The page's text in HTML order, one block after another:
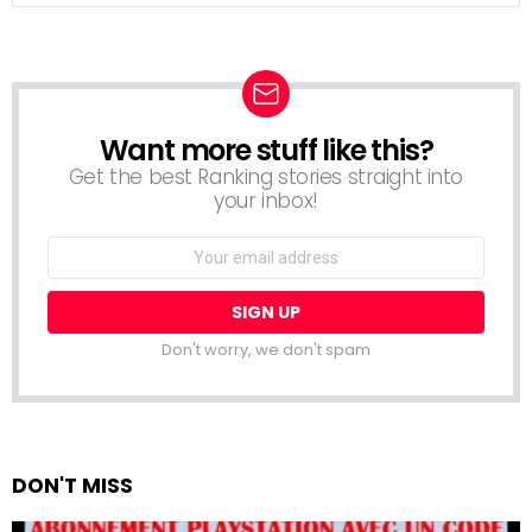
NEWSLETTER
Want more stuff like this?
Get the best Ranking stories straight into
your inbox!
Email
Don't worry, we don't spam
DON'T MISS